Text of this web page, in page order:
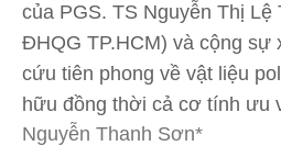
của PGS. TS Nguyễn Thị
ĐHQG TP.HCM) và cộng sự
cứu tiên phong về vật liệu
hữu đồng thời cả cơ tính ưu
Nguyễn Thanh Sơn*